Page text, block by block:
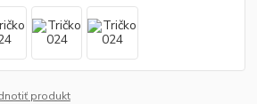
produkt